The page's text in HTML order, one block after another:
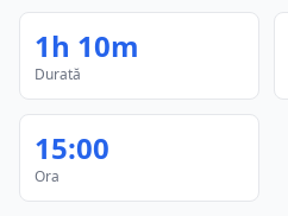
1h 10m
Durată
15:00
Ora